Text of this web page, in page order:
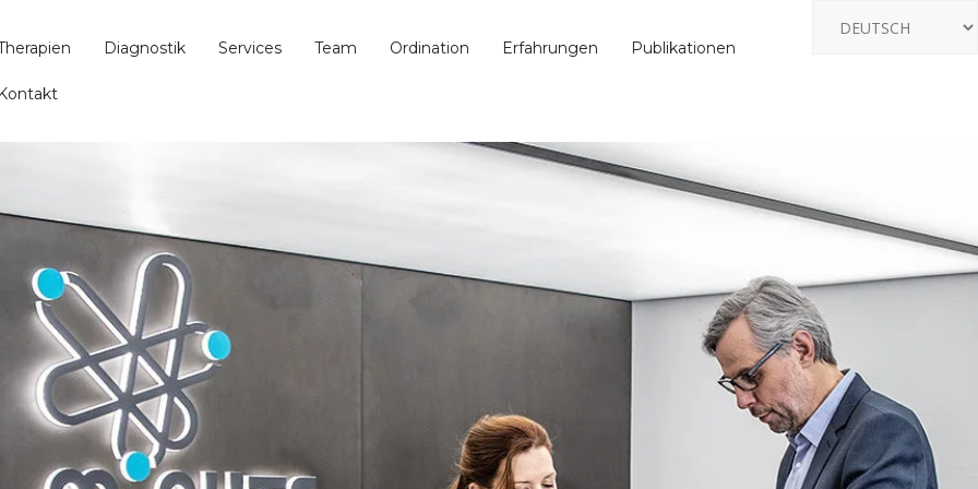
Diagnostik Services Team Ordination Erfahrungen Publikationen
Kontakt